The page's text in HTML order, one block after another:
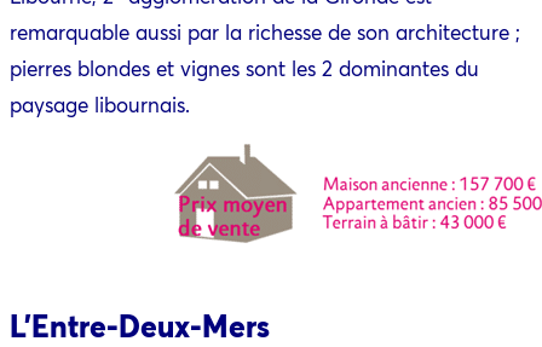
remarquable aussi par la richesse de son architecture ;
pierres blondes et vignes sont les 2 dominantes du
paysage libournais.
L’Entre-Deux-Mers